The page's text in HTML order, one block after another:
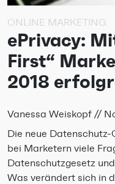
ONLINE MARKETING
ePrivacy:
First“
2018
Vanessa Weiskopf //
Die neue
bei Marketern viele
Datenschutzgesetz
Was verändert sich in